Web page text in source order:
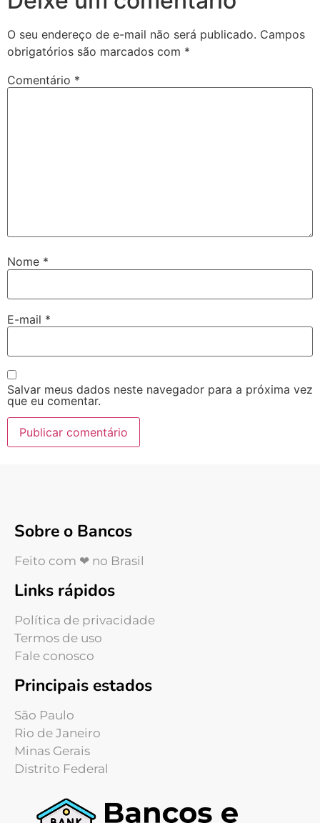
O seu endereço de e-mail não será publicado. Campos
obrigatórios são marcados com *
Comentário *
Nome *
E-mail *
Salvar meus dados neste navegador para a próxima vez
que eu comentar.
Sobre o Bancos
Feito com ❤ no Brasil
Links rápidos
Política de privacidade
Termos de uso
Fale conosco
Principais estados
São Paulo
Rio de Janeiro
Minas Gerais
Distrito Federal